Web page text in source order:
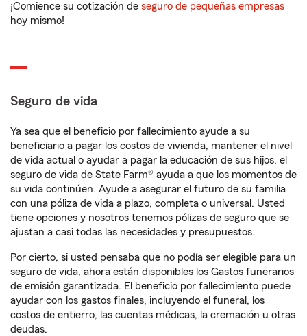
¡Comience su cotización de seguro de pequeñas empresas
hoy mismo!
Seguro de vida
Ya sea que el beneficio por fallecimiento ayude a su
beneficiario a pagar los costos de vivienda, mantener el nivel
de vida actual o ayudar a pagar la educación de sus hijos, el
seguro de vida de State Farm® ayuda a que los momentos de
su vida continúen. Ayude a asegurar el futuro de su familia
con una póliza de vida a plazo, completa o universal. Usted
tiene opciones y nosotros tenemos pólizas de seguro que se
ajustan a casi todas las necesidades y presupuestos.
Por cierto, si usted pensaba que no podía ser elegible para un
seguro de vida, ahora están disponibles los Gastos funerarios
de emisión garantizada. El beneficio por fallecimiento puede
ayudar con los gastos finales, incluyendo el funeral, los
costos de entierro, las cuentas médicas, la cremación u otras
deudas.